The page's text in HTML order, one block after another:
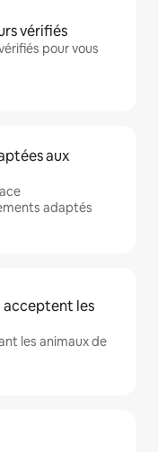
vérifiés
pour vous
aux
adaptés
acceptent les
les animaux de